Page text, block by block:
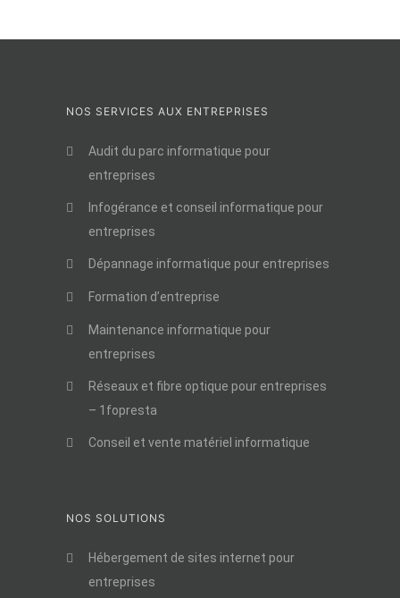
NOS SERVICES AUX ENTREPRISES
Audit du parc informatique pour
entreprises
Infogérance et conseil informatique pour
entreprises
Dépannage informatique pour entreprises
Formation d’entreprise
Maintenance informatique pour
entreprises
Réseaux et fibre optique pour entreprises
– 1fopresta
Conseil et vente matériel informatique
NOS SOLUTIONS
Hébergement de sites internet pour
entreprises